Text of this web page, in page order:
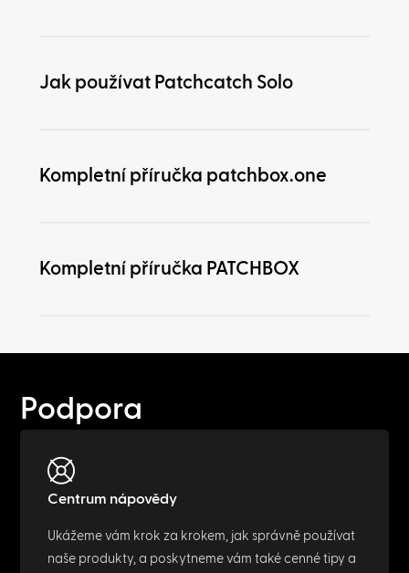
Jak používat Patchcatch Solo
Kompletní příručka patchbox.one
Kompletní příručka PATCHBOX
Podpora
Centrum nápovědy
Ukážeme vám krok za krokem, jak správně používat
naše produkty, a poskytneme vám také cenné tipy a